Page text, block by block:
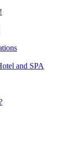
and SPA